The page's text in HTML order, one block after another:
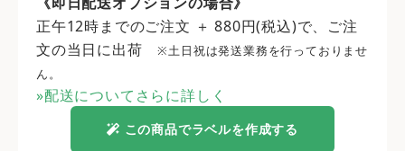
正午12時までのご注文 ＋ 880円(税込)で、ご注
文の当日に出荷※土日祝は発送業務を行っておりませ
ん。
»配送についてさらに詳しく
この商品でラベルを作成する